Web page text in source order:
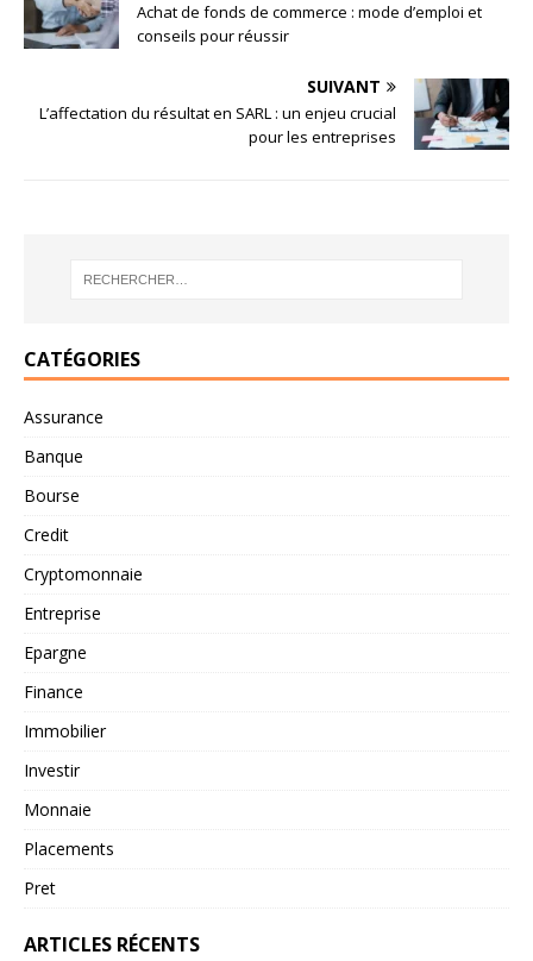
Achat de fonds de commerce : mode d’emploi et
conseils pour réussir
SUIVANT
L’affectation du résultat en SARL : un enjeu crucial
pour les entreprises
CATÉGORIES
Assurance
Banque
Bourse
Credit
Cryptomonnaie
Entreprise
Epargne
Finance
Immobilier
Investir
Monnaie
Placements
Pret
ARTICLES RÉCENTS